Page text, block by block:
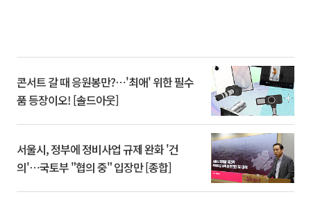
콘서트 갈 때 응원봉만?⋯'최애' 위한 필수
품 등장이오! [솔드아웃]
서울시, 정부에 정비사업 규제 완화 '건
의'⋯국토부 "협의 중" 입장만 [종합]